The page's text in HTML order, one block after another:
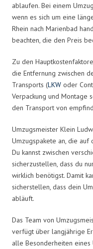
ablaufen. Bei einem
wenn es sich um eine
Rhein nach Marienbad
beachten, die den Preis
Zu den
die Entfernung zwischen
Transports (LKW oder
Verpackung und Montage
den Transport von
Umzugsmeister Klein
Umzugspakete an, die auf
Du kannst zwischen
sicherzustellen, dass du
wirklich benötigst. Damit
sicherstellen, dass dein
abläuft.
Das Team von
verfügt über langjährige
alle Besonderheiten eines